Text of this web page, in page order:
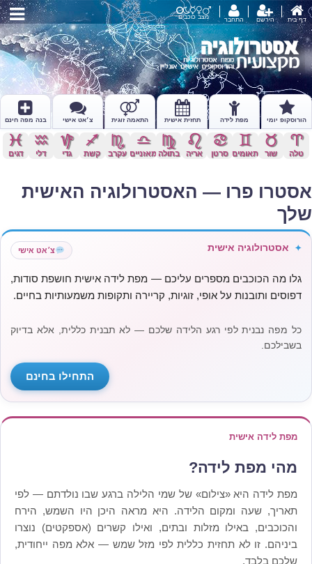
דף בית הירשם התחבר מצב כוכבים
הורוסקופ יומי מפת לידה תחזית אישית התאמה זוגית צ׳אט אישי בנה מפה חינם
a
טלה
s
שור
d
תאומים
f
סרטן
g
אריה
h
בתולה
j
מאזניים
k
עקרב
l
קשת
z
גדי
x
דלי
c
דגים
אסטרו פרו — האסטרולוגיה האישית
שלך
✦ אסטרולוגיה אישית צ׳אט אישי
גלו מה הכוכבים מספרים עליכם — מפת לידה אישית חושפת סודות,
דפוסים ותובנות על אופי, זוגיות, קריירה ותקופות משמעותיות בחיים.
כל מפה נבנית לפי רגע הלידה שלכם — לא תבנית כללית, אלא בדיוק
בשבילכם.
התחילו בחינם
מפת לידה אישית
מהי מפת לידה?
מפת לידה היא «צילום» של שמי הלילה ברגע שבו נולדתם — לפי
תאריך, שעה ומקום הלידה. היא מראה היכן היו השמש, הירח
והכוכבים, באילו מזלות ובתים, ואילו קשרים (אספקטים) נוצרו
ביניהם. זו לא תחזית כללית לפי מזל שמש — אלא מפה ייחודית,
שלכם בלבד.